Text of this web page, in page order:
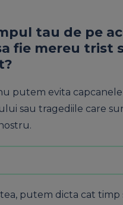
tau de pe
fie mereu trist
putem evita
sau tragediile care
putem dicta cat timp